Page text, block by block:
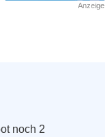
Anzeige
noch 2